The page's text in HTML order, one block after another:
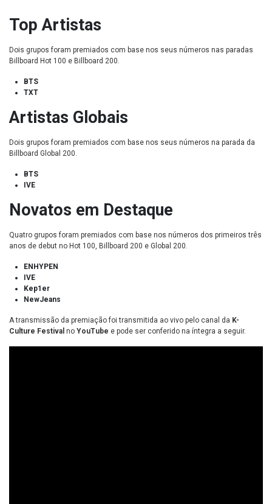
Top Artistas
Dois grupos foram premiados com base nos seus números nas paradas
Billboard Hot 100 e Billboard 200.
BTS
TXT
Artistas Globais
Dois grupos foram premiados com base nos seus números na parada da
Billboard Global 200.
BTS
IVE
Novatos em Destaque
Quatro grupos foram premiados com base nos números dos primeiros três
anos de debut no Hot 100, Billboard 200 e Global 200.
ENHYPEN
IVE
Kep1er
NewJeans
A transmissão da premiação foi transmitida ao vivo pelo canal da K-
Culture Festival no YouTube e pode ser conferido na íntegra a seguir.